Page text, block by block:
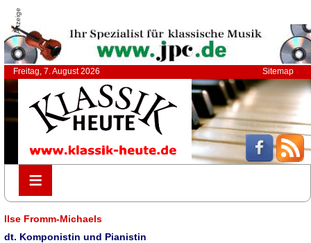
Anzeige
Freitag, 7. August 2026 Sitemap
≡
≡
Ilse Fromm-Michaels
dt. Komponistin und Pianistin